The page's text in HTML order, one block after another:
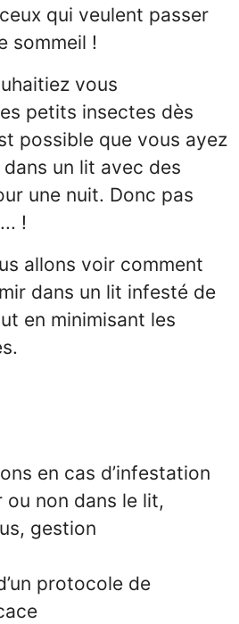
qui veulent passer
sommeil !
vous
petits insectes dès
possible que vous ayez
un lit avec des
une nuit. Donc pas
!
allons voir comment
dans un lit infesté de
en minimisant les
en cas d’infestation
ou non dans le lit,
gestion
protocole de